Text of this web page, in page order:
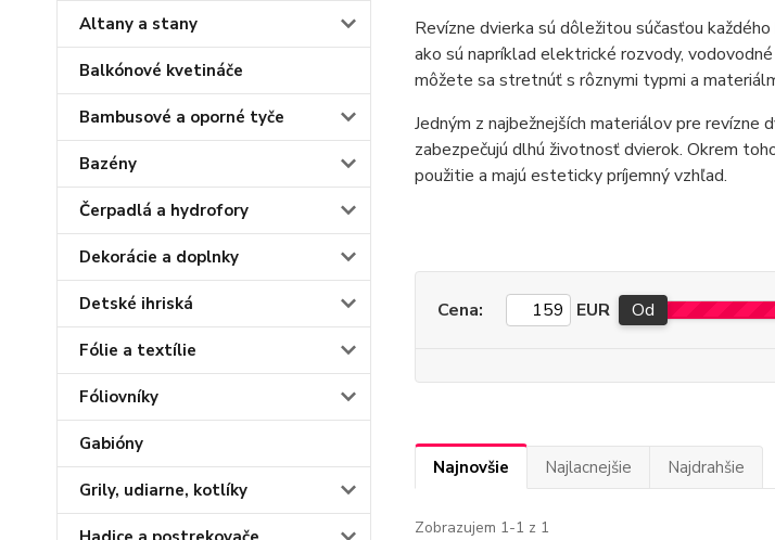
Altany a stany
Balkónové kvetináče
Bambusové a oporné tyče
Bazény
Čerpadlá a hydrofory
Dekorácie a doplnky
Detské ihriská
Fólie a textílie
Fóliovníky
Gabióny
Grily, udiarne, kotlíky
Revízne dvierka sú dôležitou súčasťou
ako sú napríklad elektrické rozvody,
môžete sa stretnúť s rôznymi typmi a
Jedným z najbežnejších materiálov pre
zabezpečujú dlhú životnosť dvierok. Okrem
použitie a majú esteticky príjemný vzhľad.
Cena: EUR Od
Najnovšie Najlacnejšie Najdrahšie
Zobrazujem 1-1 z 1